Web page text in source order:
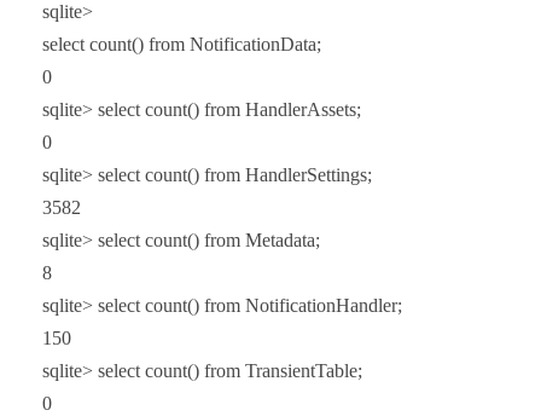
sqlite>
select count() from NotificationData;
0
sqlite> select count() from HandlerAssets;
0
sqlite> select count() from HandlerSettings;
3582
sqlite> select count() from Metadata;
8
sqlite> select count() from NotificationHandler;
150
sqlite> select count() from TransientTable;
0